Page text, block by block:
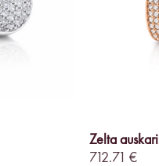
Zelta auskari
712.71 €